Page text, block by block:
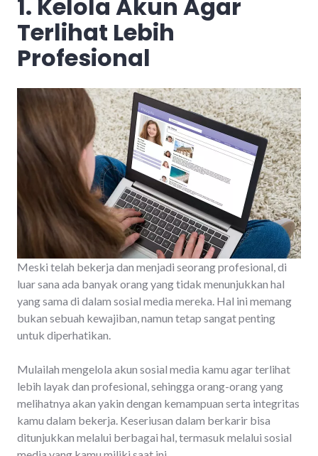
1. Kelola Akun Agar
Terlihat Lebih
Profesional
Meski telah bekerja dan menjadi seorang profesional, di
luar sana ada banyak orang yang tidak menunjukkan hal
yang sama di dalam sosial media mereka. Hal ini memang
bukan sebuah kewajiban, namun tetap sangat penting
untuk diperhatikan.
Mulailah mengelola akun sosial media kamu agar terlihat
lebih layak dan profesional, sehingga orang-orang yang
melihatnya akan yakin dengan kemampuan serta integritas
kamu dalam bekerja. Keseriusan dalam berkarir bisa
ditunjukkan melalui berbagai hal, termasuk melalui sosial